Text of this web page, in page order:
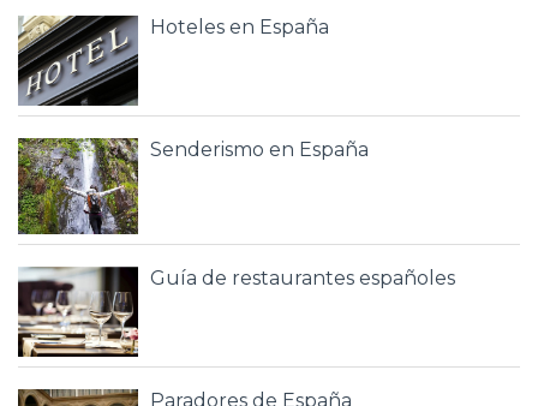
Hoteles en España
Senderismo en España
Guía de restaurantes españoles
Paradores de España